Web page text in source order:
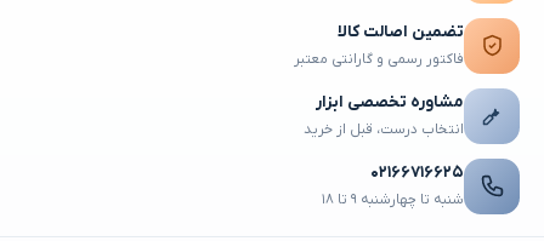
تضمین اصالت کالا
فاکتور رسمی و گارانتی معتبر
مشاوره تخصصی ابزار
انتخاب درست، قبل از خرید
۰۲۱۶۶۷۱۶۶۲۵
شنبه تا چهارشنبه ۹ تا ۱۸